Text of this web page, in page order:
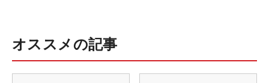
オススメの記事